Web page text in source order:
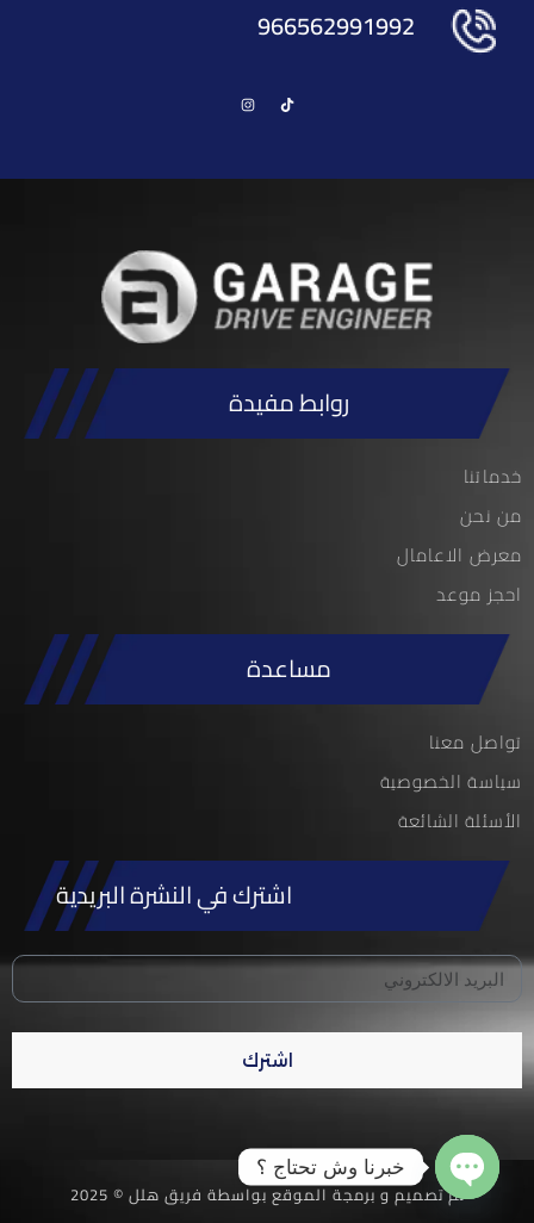
966562991992
روابط مفيدة
خدماتنا
من نحن
معرض الاعامال
احجز موعد
مساعدة
تواصل معنا
سياسة الخصوصية
الأسئلة الشائعة
اشترك في النشرة البريدية
اشترك
تم تصميم و برمجة الموقع بواسطة فريق هلل © 2025
خبرنا وش تحتاج ؟
Open chaty